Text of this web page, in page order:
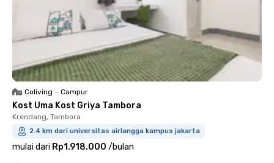
Coliving • Campur
Kost Uma Kost Griya Tambora
Krendang, Tambora
2.4 km dari universitas airlangga kampus jakarta
mulai dari Rp1.918.000 /bulan